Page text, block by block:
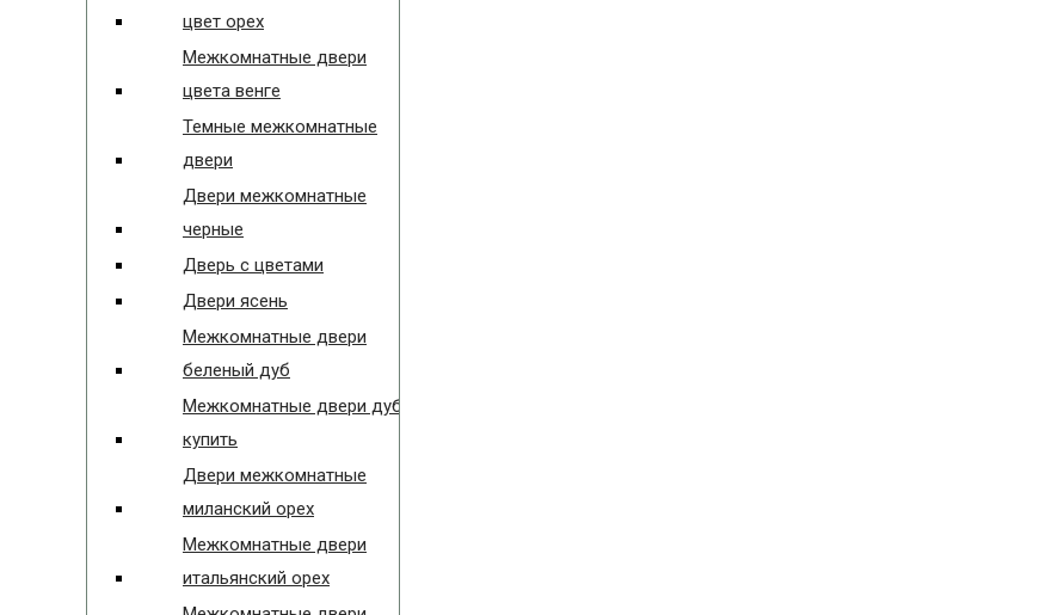
цвет орех
Межкомнатные двери
цвета венге
Темные межкомнатные
двери
Двери межкомнатные
черные
Дверь с цветами
Двери ясень
Межкомнатные двери
беленый дуб
Межкомнатные двери дуб
купить
Двери межкомнатные
миланский орех
Межкомнатные двери
итальянский орех